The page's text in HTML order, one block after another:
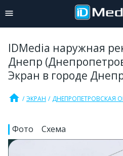
IDMedia наружная
Днепр
Экран в городе
home ЭКРАН ДНЕПРОПЕТРОВСКАЯ
Фото Схема